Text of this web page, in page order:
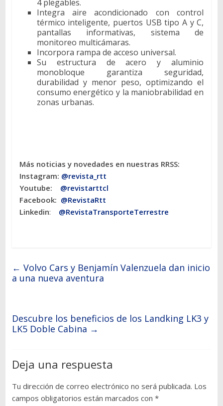
4 plegables.
Integra aire acondicionado con control
térmico inteligente, puertos USB tipo A y C,
pantallas informativas, sistema de
monitoreo multicámaras.
Incorpora rampa de acceso universal.
Su estructura de acero y aluminio
monobloque garantiza seguridad,
durabilidad y menor peso, optimizando el
consumo energético y la maniobrabilidad en
zonas urbanas.
Más noticias y novedades en nuestras RRSS:
Instagram: @revista_rtt
Youtube: @revistarttcl
Facebook: @RevistaRtt
Linkedin: @RevistaTransporteTerrestre
← Volvo Cars y Benjamín Valenzuela dan inicio
a una nueva aventura
Descubre los beneficios de los Landking LK3 y
LK5 Doble Cabina →
Deja una respuesta
Tu dirección de correo electrónico no será publicada. Los
campos obligatorios están marcados con *